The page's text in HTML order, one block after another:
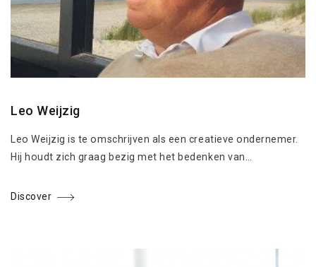
Leo Weijzig
Leo Weijzig is te omschrijven als een creatieve ondernemer.
Hij houdt zich graag bezig met het bedenken van…
Discover